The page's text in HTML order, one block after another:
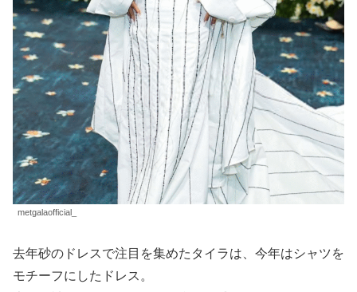
metgalaofficial_
去年砂のドレスで注目を集めたタイラは、今年はシャツを
モチーフにしたドレス。